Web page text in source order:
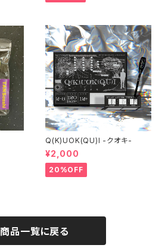
Q(K)UOK(QU)I -クオキ-
¥2,000
20%OFF
商品一覧に戻る